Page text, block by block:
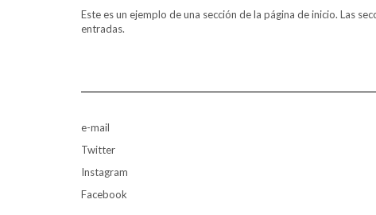
Este es un ejemplo de una sección de la página de inicio. Las
entradas.
e-mail
Twitter
Instagram
Facebook